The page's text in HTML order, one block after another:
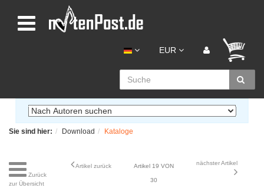
EUR
Sie sind hier: Download Kataloge
Zurück
zur Übersicht
Artikel zurück Artikel 19 VON
30
nächster Artikel